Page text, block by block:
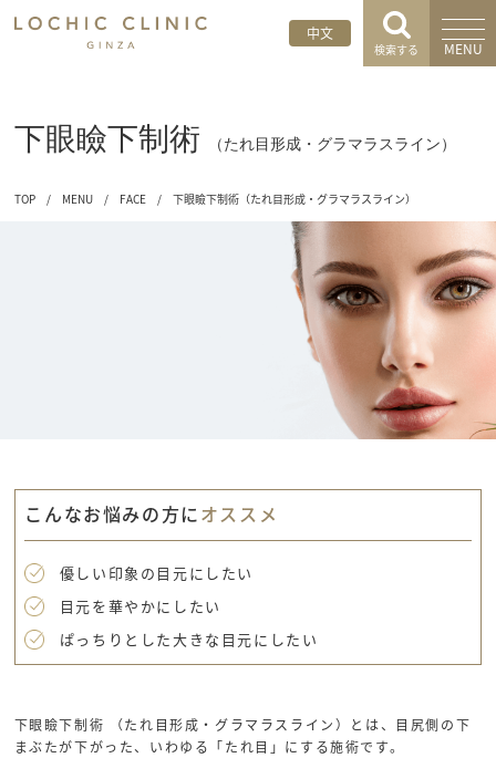
中文
検索する MENU
下眼瞼下制術 （たれ目形成・グラマラスライン）
TOP / MENU / FACE / 下眼瞼下制術（たれ目形成・グラマラスライン）
こんなお悩みの方にオススメ
優しい印象の目元にしたい
目元を華やかにしたい
ぱっちりとした大きな目元にしたい
下眼瞼下制術 （たれ目形成・グラマラスライン）とは、目尻側の下
まぶたが下がった、いわゆる「たれ目」にする施術です。